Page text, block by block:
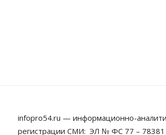
infopro54.ru — информационно-
регистрации СМИ: ЭЛ № ФС 77 – 78381